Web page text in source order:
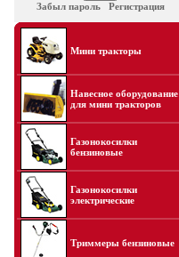
Забыл пароль Регистрация
Мини тракторы
Навесное оборудование
для мини тракторов
Газонокосилки
бензиновые
Газонокосилки
электрические
Триммеры бензиновые